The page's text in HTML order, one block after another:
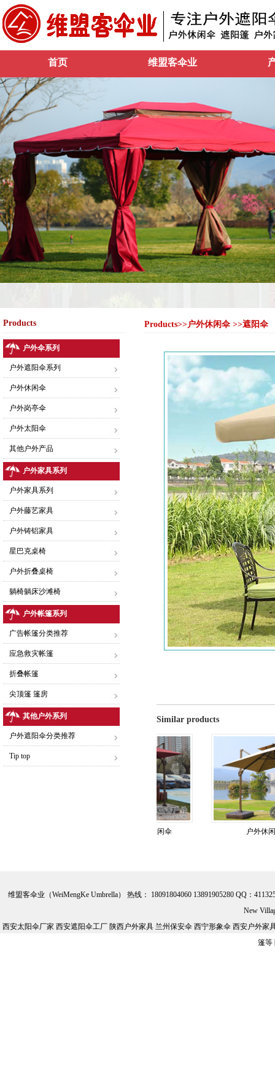
首页 维盟客伞业
Products
户外伞系列
户外遮阳伞系列
户外休闲伞
户外岗亭伞
户外太阳伞
其他户外产品
户外家具系列
户外家具系列
户外藤艺家具
户外铸铝家具
星巴克桌椅
户外折叠桌椅
躺椅躺床沙滩椅
户外帐篷系列
广告帐篷分类推荐
应急救灾帐篷
折叠帐篷
尖顶篷 篷房
其他户外系列
户外遮阳伞分类推荐
Tip top
Products>>户外休闲伞 >>遮阳伞
Similar products
户外休闲伞
户外休闲伞
维盟客伞业（WeiMengKe Umbrella） 热线： 18091804060 13891905280 QQ：
New
西安太阳伞厂家 西安遮阳伞工厂 陕西户外家具 兰州保安伞 西宁形象伞 西安户外
篷等